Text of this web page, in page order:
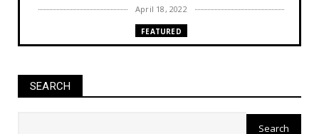
April 18, 2022
FEATURED
Jharkhand News Trikut पहाड़ में Ropeway पर
SEARCH